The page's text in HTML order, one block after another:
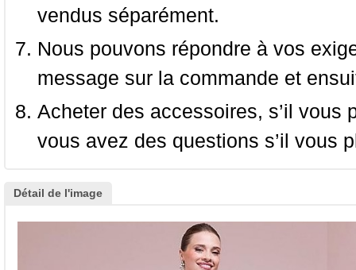
vendus séparément.
Nous pouvons répondre à vos
message sur la commande et
Acheter des accessoires, s’il
vous avez des questions s’il vous
Détail de l'image